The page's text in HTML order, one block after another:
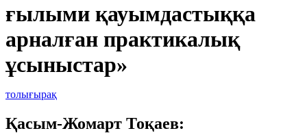
ғылыми қауымдастыққа
арналған практикалық
ұсыныстар»
толығырақ
Қасым-Жомарт Тоқаев: